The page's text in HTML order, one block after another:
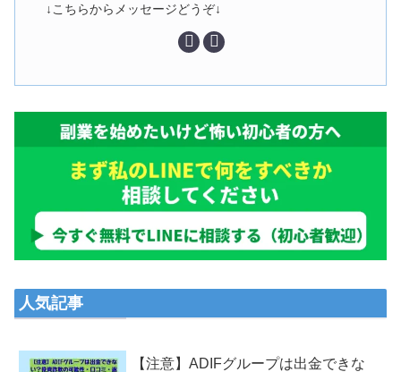
↓こちらからメッセージどうぞ↓
人気記事
【注意】ADIFグループは出金できな